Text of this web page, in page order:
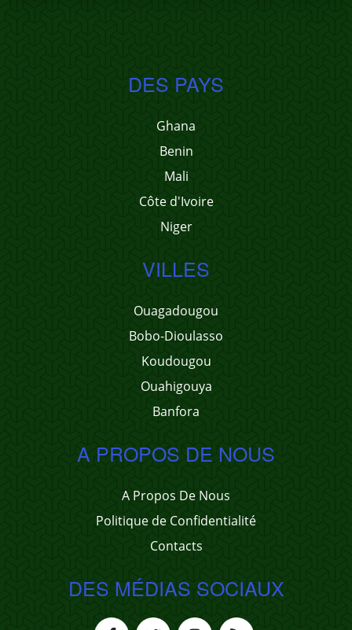
DES PAYS
Ghana
Benin
Mali
Côte d'Ivoire
Niger
VILLES
Ouagadougou
Bobo-Dioulasso
Koudougou
Ouahigouya
Banfora
A PROPOS DE NOUS
A Propos De Nous
Politique de Confidentialité
Contacts
DES MÉDIAS SOCIAUX